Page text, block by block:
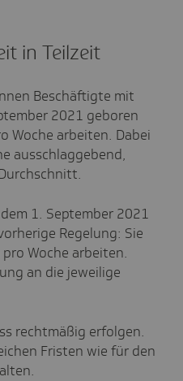
in Teilzeit
Beschäftigte mit
2021 geboren
Woche arbeiten. Dabei
ausschlaggebend,
1. September 2021
Regelung: Sie
Woche arbeiten.
an die jeweilige
rechtmäßig erfolgen.
Fristen wie für den